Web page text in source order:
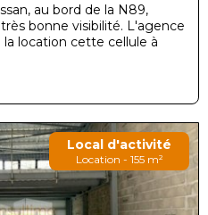
au bord de la N89,
bonne visibilité. L'agence
location cette cellule à
Local d'activité
Location - 155 m²